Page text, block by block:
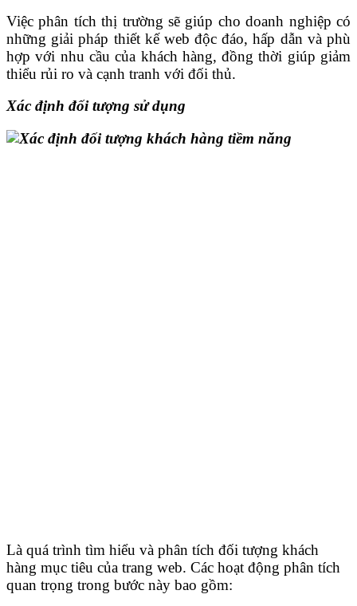
Việc phân tích thị trường sẽ giúp cho doanh nghiệp có
những giải pháp thiết kế web độc đáo, hấp dẫn và phù
hợp với nhu cầu của khách hàng, đồng thời giúp giảm
thiểu rủi ro và cạnh tranh với đối thủ.
Xác định đối tượng sử dụng
Là quá trình tìm hiểu và phân tích đối tượng khách
hàng mục tiêu của trang web. Các hoạt động phân tích
quan trọng trong bước này bao gồm: